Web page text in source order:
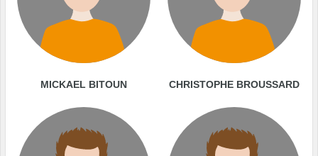
MICKAEL BITOUN CHRISTOPHE BROUSSARD